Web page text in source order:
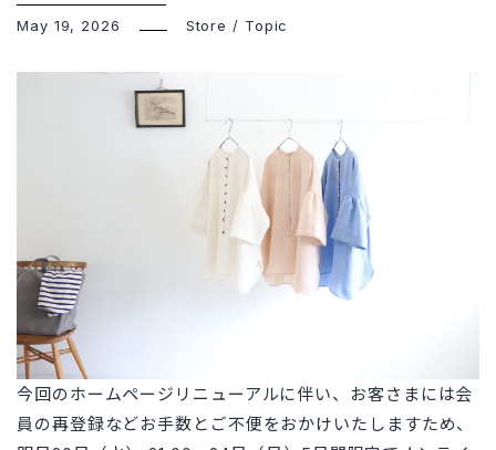
May 19, 2026 Store / Topic
今回のホームページリニューアルに伴い、お客さまには会
員の再登録などお手数とご不便をおかけいたしますため、